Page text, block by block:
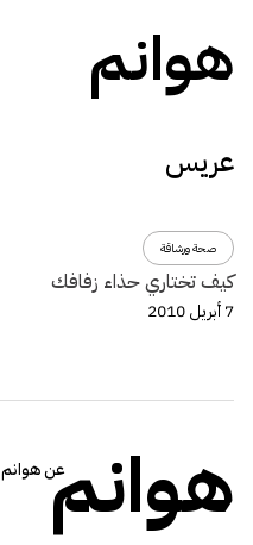
هوانم
عريس
صحة ورشاقة
كيف تختاري حذاء زفافك
7 أبريل 2010
هوانمعن هوانم